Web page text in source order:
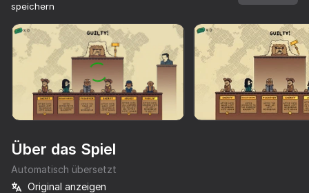
Das Spiel unterstützt nur die horizontale
Ausrichtung
speichern
Über das Spiel
Automatisch übersetzt
Original anzeigen